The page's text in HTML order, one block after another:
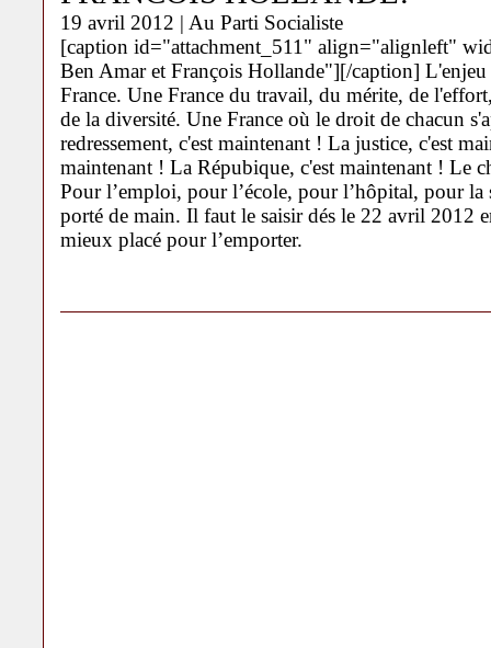
19 avril 2012 | Au Parti Socialiste
[caption id="attachment_511" align="alignleft"
Ben Amar et François Hollande"][/caption] L'enjeu
France. Une France du travail, du mérite, de
de la diversité. Une France où le droit de chacun
redressement, c'est maintenant ! La justice, c'est
maintenant ! La Répubique, c'est maintenant ! Le
Pour l’emploi, pour l’école, pour l’hôpital, pour la
porté de main. Il faut le saisir dés le 22 avril 2012
mieux placé pour l’emporter.